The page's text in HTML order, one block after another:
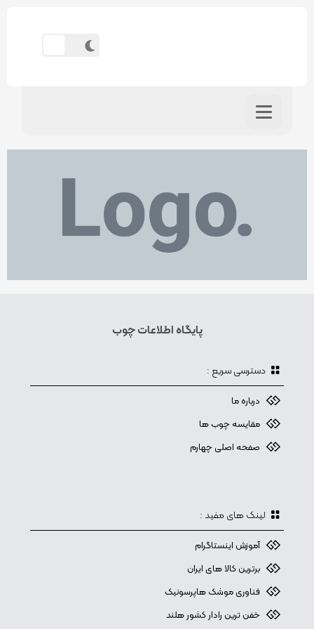
پایگاه اطلاعات چوب
دسترسی سریع :
درباره ما
مقایسه چوب ها
صفحه اصلی چهارم
لینک های مفید :
آموزش اینستاگرام
برترین کالا های ایران
فناوری موشک هاپرسونیک
خفن ترین رادار کشور هلند